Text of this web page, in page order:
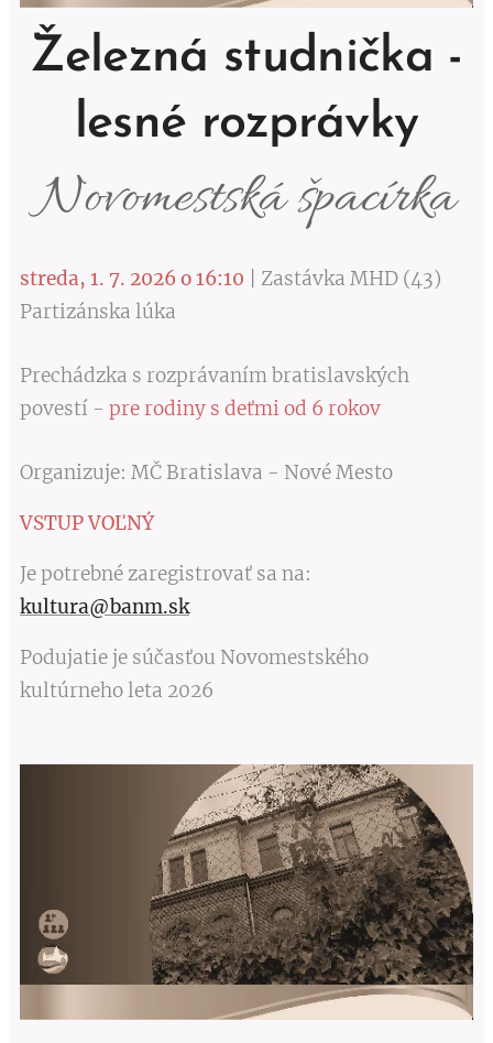
Železná studnička -
lesné rozprávky
Novomestská špacírka
streda, 1. 7. 2026 o 16:10 | Zastávka MHD (43)
Partizánska lúka
Prechádzka s rozprávaním bratislavských
povestí - pre rodiny s deťmi od 6 rokov
Organizuje: MČ Bratislava - Nové Mesto
VSTUP VOĽNÝ
Je potrebné zaregistrovať sa na:
kultura@banm.sk
Podujatie je súčasťou Novomestského
kultúrneho leta 2026